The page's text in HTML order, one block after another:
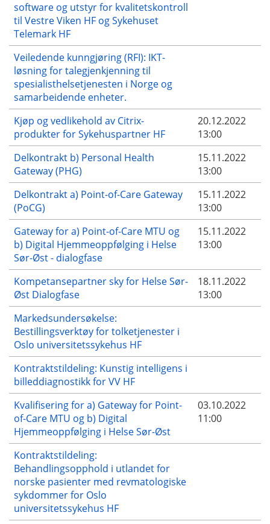
software og utstyr for kvalitetskontroll
til Vestre Viken HF og Sykehuset
Telemark HF
Veiledende kunngjøring (RFI): IKT-
løsning for talegjenkjenning til
spesialisthelsetjenesten i Norge og
samarbeidende enheter.
Kjøp og vedlikehold av Citrix-
produkter for Sykehuspartner HF
20.12.2022
13:00
Delkontrakt b) Personal Health
Gateway (PHG)
15.11.2022
13:00
Delkontrakt a) Point-of-Care Gateway
(PoCG)
15.11.2022
13:00
Gateway for a) Point-of-Care MTU og
b) Digital Hjemmeoppfølging i Helse
Sør-Øst - dialogfase
15.11.2022
13:00
Kompetansepartner sky for Helse Sør-
Øst Dialogfase
18.11.2022
13:00
Markedsundersøkelse:
Bestillingsverktøy for tolketjenester i
Oslo universitetssykehus HF
Kontraktstildeling: Kunstig intelligens i
billeddiagnostikk for VV HF
Kvalifisering for a) Gateway for Point-
of-Care MTU og b) Digital
Hjemmeoppfølging i Helse Sør-Øst
03.10.2022
11:00
Kontraktstildeling:
Behandlingsopphold i utlandet for
norske pasienter med revmatologiske
sykdommer for Oslo
universitetssykehus HF